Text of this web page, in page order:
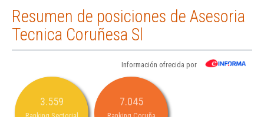
Resumen de posiciones de Asesoria
Tecnica Coruñesa Sl
Información ofrecida por
3.559 7.045